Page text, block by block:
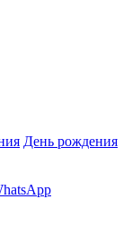
День рождения